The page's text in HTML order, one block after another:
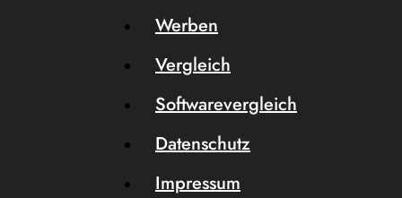
Werben
Vergleich
Softwarevergleich
Datenschutz
Impressum